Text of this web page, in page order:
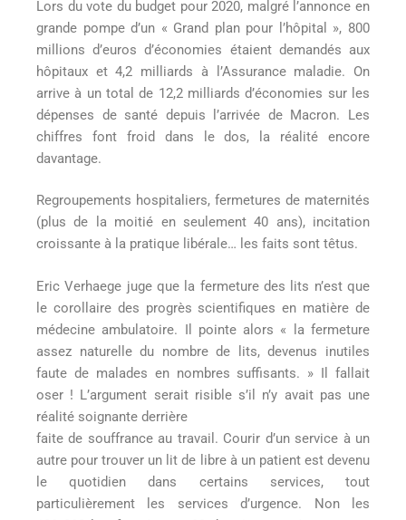
Lors du vote du budget pour 2020, malgré l’annonce en
grande pompe d’un « Grand plan pour l’hôpital », 800
millions d’euros d’économies étaient demandés aux
hôpitaux et 4,2 milliards à l’Assurance maladie. On
arrive à un total de 12,2 milliards d’économies sur les
dépenses de santé depuis l’arrivée de Macron. Les
chiffres font froid dans le dos, la réalité encore
davantage.
Regroupements hospitaliers, fermetures de maternités
(plus de la moitié en seulement 40 ans), incitation
croissante à la pratique libérale… les faits sont têtus.
Eric Verhaege juge que la fermeture des lits n’est que
le corollaire des progrès scientifiques en matière de
médecine ambulatoire. Il pointe alors « la fermeture
assez naturelle du nombre de lits, devenus inutiles
faute de malades en nombres suffisants. » Il fallait
oser ! L’argument serait risible s’il n’y avait pas une
réalité soignante derrière
faite de souffrance au travail. Courir d’un service à un
autre pour trouver un lit de libre à un patient est devenu
le quotidien dans certains services, tout
particulièrement les services d’urgence. Non les